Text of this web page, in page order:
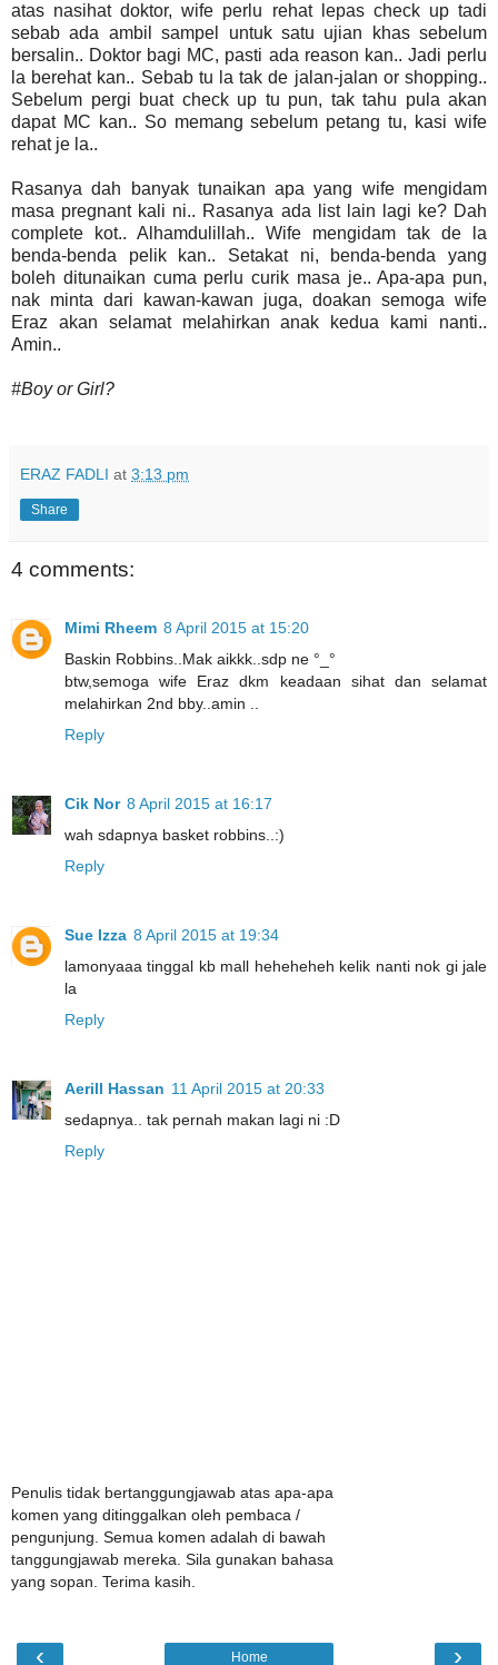
atas nasihat doktor, wife perlu rehat lepas check up tadi
sebab ada ambil sampel untuk satu ujian khas sebelum
bersalin.. Doktor bagi MC, pasti ada reason kan.. Jadi perlu
la berehat kan.. Sebab tu la tak de jalan-jalan or shopping..
Sebelum pergi buat check up tu pun, tak tahu pula akan
dapat MC kan.. So memang sebelum petang tu, kasi wife
rehat je la..
Rasanya dah banyak tunaikan apa yang wife mengidam
masa pregnant kali ni.. Rasanya ada list lain lagi ke? Dah
complete kot.. Alhamdulillah.. Wife mengidam tak de la
benda-benda pelik kan.. Setakat ni, benda-benda yang
boleh ditunaikan cuma perlu curik masa je.. Apa-apa pun,
nak minta dari kawan-kawan juga, doakan semoga wife
Eraz akan selamat melahirkan anak kedua kami nanti..
Amin..
#Boy or Girl?
ERAZ FADLI at 3:13 pm
Share
4 comments:
Mimi Rheem 8 April 2015 at 15:20
Baskin Robbins..Mak aikkk..sdp ne °_°
btw,semoga wife Eraz dkm keadaan sihat dan selamat
melahirkan 2nd bby..amin ..
Reply
Cik Nor 8 April 2015 at 16:17
wah sdapnya basket robbins..:)
Reply
Sue Izza 8 April 2015 at 19:34
lamonyaaa tinggal kb mall heheheheh kelik nanti nok gi jale
la
Reply
Aerill Hassan 11 April 2015 at 20:33
sedapnya.. tak pernah makan lagi ni :D
Reply
Penulis tidak bertanggungjawab atas apa-apa
komen yang ditinggalkan oleh pembaca /
pengunjung. Semua komen adalah di bawah
tanggungjawab mereka. Sila gunakan bahasa
yang sopan. Terima kasih.
‹ ›
Home